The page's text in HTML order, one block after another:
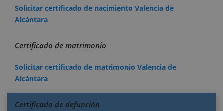
Solicitar certificado de nacimiento Valencia de
Alcántara
Certificado de matrimonio
Solicitar certificado de matrimonio Valencia de
Alcántara
Certificado de defunción